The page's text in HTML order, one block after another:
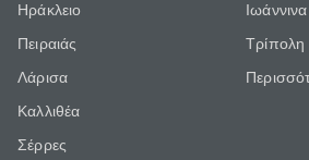
Ηράκλειο
Πειραιάς
Λάρισα
Καλλιθέα
Σέρρες
Ιωάννινα
Τρίπολη